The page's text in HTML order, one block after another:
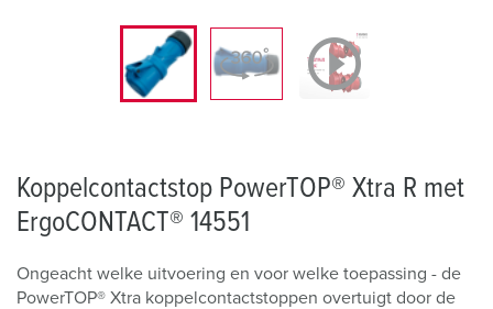
Koppelcontactstop PowerTOP® Xtra R met
ErgoCONTACT® 14551
Ongeacht welke uitvoering en voor welke toepassing - de
PowerTOP® Xtra koppelcontactstoppen overtuigt door de